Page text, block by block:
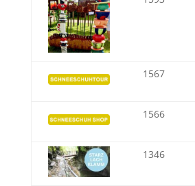
1567
1566
1346